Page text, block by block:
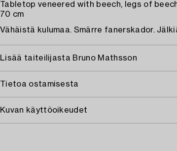
Tabletop veneered with beech, legs of
70 cm
Vähäistä kulumaa. Smärre fanerskador.
Lisää taiteilijasta Bruno Mathsson
Tietoa ostamisesta
Kuvan käyttöoikeudet